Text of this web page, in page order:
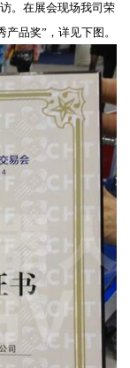
。在展会现场我司荣
品奖”，详见下图。